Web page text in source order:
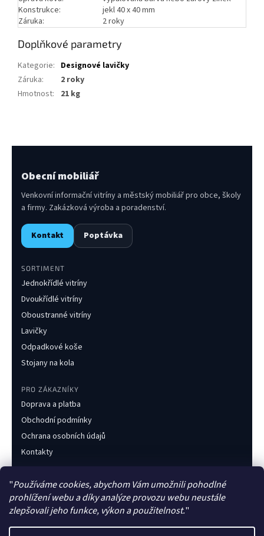
"Používáme cookies, abychom Vám umožnili pohodlné
prohlížení webu a díky analýze provozu webu neustále
zlepšovali jeho funkce, výkon a použitelnost."
Konstrukce:
jekl 40 x 40 mm
Záruka:
2 roky
Doplňkové parametry
Kategorie: Designové lavičky
Záruka:
2 roky
Hmotnost: 21 kg
Obecní mobiliář
Venkovní informační vitríny a městský mobiliář pro obce, školy
a firmy. Zakázková výroba a poradenství.
Kontakt Poptávka
SORTIMENT
Jednokřídlé vitríny
Dvoukřídlé vitríny
Oboustranné vitríny
Lavičky
Odpadkové koše
Stojany na kola
PRO ZÁKAZNÍKY
Doprava a platba
Obchodní podmínky
Ochrana osobních údajů
Kontakty
+420 733 216 437
obchod@obecnimobiliar.cz
Po–Pá 8:00–16:00